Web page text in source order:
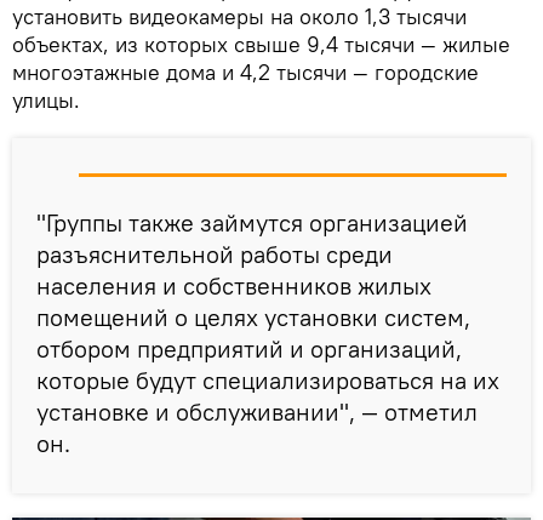
установить видеокамеры на около 1,3 тысячи
объектах, из которых свыше 9,4 тысячи — жилые
многоэтажные дома и 4,2 тысячи — городские
улицы.
"Группы также займутся организацией
разъяснительной работы среди
населения и собственников жилых
помещений о целях установки систем,
отбором предприятий и организаций,
которые будут специализироваться на их
установке и обслуживании", — отметил
он.